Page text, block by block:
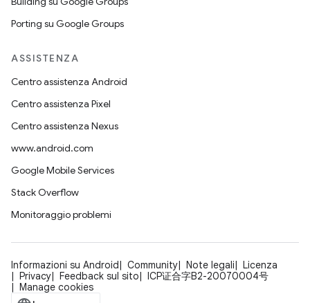
Porting su Google Groups
ASSISTENZA
Centro assistenza Android
Centro assistenza Pixel
Centro assistenza Nexus
www.android.com
Google Mobile Services
Stack Overflow
Monitoraggio problemi
Informazioni su Android Community Note legali
Licenza
Privacy
Feedback sul sito
ICP证合字B2-20070004号
Manage cookies